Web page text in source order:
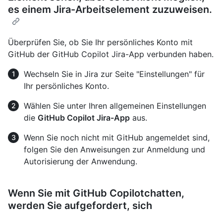
es einem Jira-Arbeitselement zuzuweisen.
Überprüfen Sie, ob Sie Ihr persönliches Konto mit
GitHub der GitHub Copilot Jira-App verbunden haben.
Wechseln Sie in Jira zur Seite "Einstellungen" für
Ihr persönliches Konto.
Wählen Sie unter Ihren allgemeinen Einstellungen
die GitHub Copilot Jira-App aus.
Wenn Sie noch nicht mit GitHub angemeldet sind,
folgen Sie den Anweisungen zur Anmeldung und
Autorisierung der Anwendung.
Wenn Sie mit GitHub Copilotchatten,
werden Sie aufgefordert, sich